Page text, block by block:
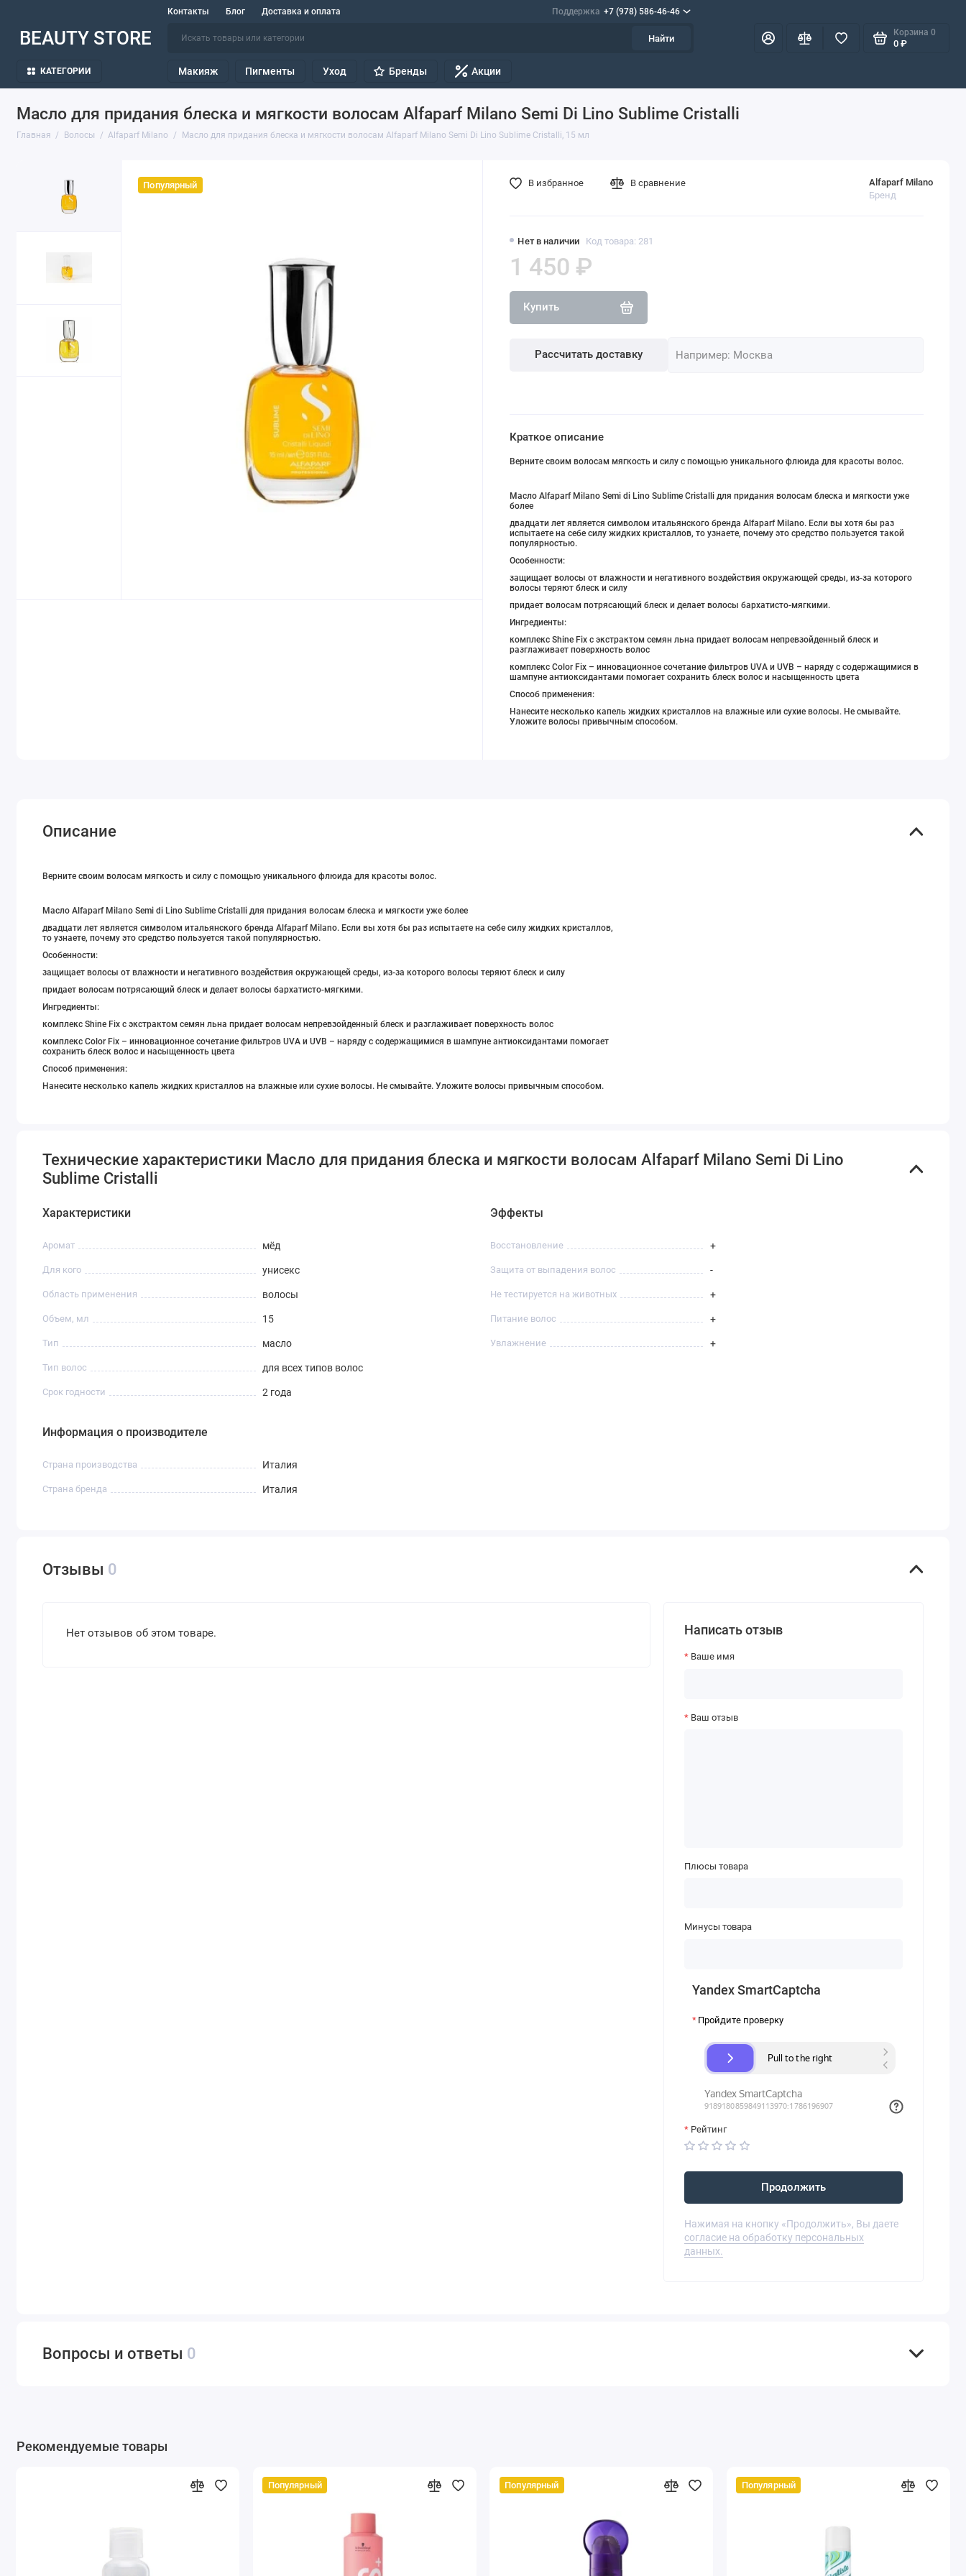
Контакты Блог Доставка и оплата Поддержка +7 (978) 586-46-46
BEAUTY STORE Найти
Корзина 0
0 ₽
КАТЕГОРИИ Макияж Пигменты Уход Бренды Акции
Масло для придания блеска и мягкости волосам Alfaparf Milano Semi Di Lino Sublime Cristalli
Главная Волосы Alfaparf Milano Масло для придания блеска и мягкости волосам Alfaparf Milano Semi Di Lino Sublime Cristalli, 15 мл
Популярный
Нет в наличии Код товара: 281
Alfaparf Milano
Бренд
1 450 ₽
Купить
Рассчитать доставку
В избранное В сравнение
Краткое описание
Верните своим волосам мягкость и силу с помощью уникального флюида для красоты волос.
Масло Alfaparf Milano Semi di Lino Sublime Cristalli для придания волосам блеска и мягкости уже
более
двадцати лет является символом итальянского бренда Alfaparf Milano. Если вы хотя бы раз
испытаете на себе силу жидких кристаллов, то узнаете, почему это средство пользуется такой
популярностью.
Особенности:
защищает волосы от влажности и негативного воздействия окружающей среды, из-за которого
волосы теряют блеск и силу
придает волосам потрясающий блеск и делает волосы бархатисто-мягкими.
Ингредиенты:
комплекс Shine Fix с экстрактом семян льна придает волосам непревзойденный блеск и
разглаживает поверхность волос
комплекс Color Fix – инновационное сочетание фильтров UVA и UVB – наряду с содержащимися в
шампуне антиоксидантами помогает сохранить блеск волос и насыщенность цвета
Способ применения:
Нанесите несколько капель жидких кристаллов на влажные или сухие волосы. Не смывайте.
Уложите волосы привычным способом.
Описание
Верните своим волосам мягкость и силу с помощью уникального флюида для красоты волос.
Масло Alfaparf Milano Semi di Lino Sublime Cristalli для придания волосам блеска и мягкости уже более
двадцати лет является символом итальянского бренда Alfaparf Milano. Если вы хотя бы раз испытаете на себе силу жидких кристаллов,
то узнаете, почему это средство пользуется такой популярностью.
Особенности:
защищает волосы от влажности и негативного воздействия окружающей среды, из-за которого волосы теряют блеск и силу
придает волосам потрясающий блеск и делает волосы бархатисто-мягкими.
Ингредиенты:
комплекс Shine Fix с экстрактом семян льна придает волосам непревзойденный блеск и разглаживает поверхность волос
комплекс Color Fix – инновационное сочетание фильтров UVA и UVB – наряду с содержащимися в шампуне антиоксидантами помогает
сохранить блеск волос и насыщенность цвета
Способ применения:
Нанесите несколько капель жидких кристаллов на влажные или сухие волосы. Не смывайте. Уложите волосы привычным способом.
Технические характеристики Масло для придания блеска и мягкости волосам Alfaparf Milano Semi Di Lino
Sublime Cristalli
Характеристики
Аромат мёд
Для кого унисекс
Область применения волосы
Объем, мл 15
Тип масло
Тип волос для всех типов волос
Срок годности 2 года
Эффекты
Восстановление +
Защита от выпадения волос -
Не тестируется на животных +
Питание волос +
Увлажнение +
Информация о производителе
Страна производства Италия
Страна бренда Италия
Отзывы 0
Нет отзывов об этом товаре. Написать отзыв
Ваше имя
Ваш отзыв
Плюсы товара
Минусы товара
Yandex SmartCaptcha
Пройдите проверку
Рейтинг
Продолжить
Нажимая на кнопку «Продолжить», Вы даете
согласие на обработку персональных
данных.
Вопросы и ответы 0
Рекомендуемые товары
Популярный Популярный Популярный